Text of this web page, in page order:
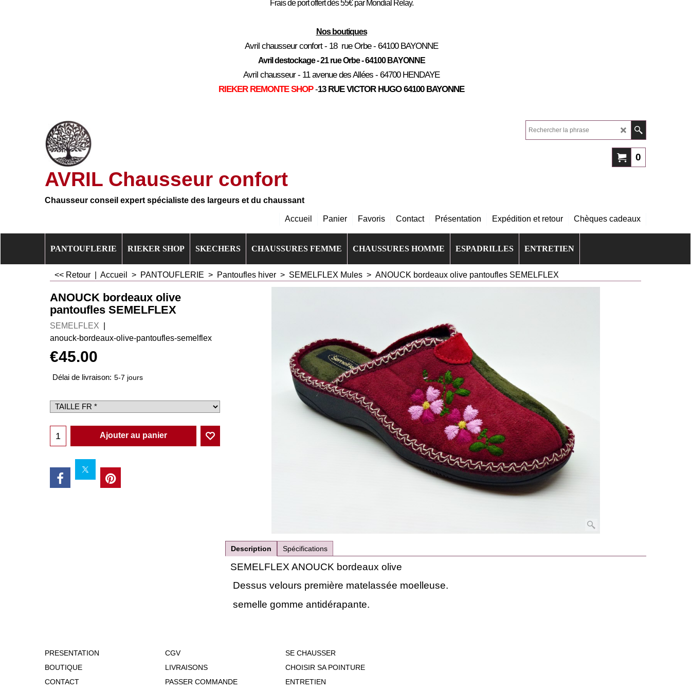
Frais de port offert dès 55€ par Mondial Relay.
Nos boutiques
Avril chausseur confort - 18 rue Orbe - 64100 BAYONNE
Avril destockage - 21 rue Orbe - 64100 BAYONNE
Avril chausseur - 11 avenue des Allées - 64700 HENDAYE
RIEKER REMONTE SHOP -13 RUE VICTOR HUGO 64100 BAYONNE
AVRIL Chausseur confort
Chausseur conseil expert spécialiste des largeurs et du chaussant
0
Accueil Panier Favoris Contact Présentation Expédition et retour Chèques cadeaux
PANTOUFLERIE RIEKER SHOP SKECHERS CHAUSSURES FEMME CHAUSSURES HOMME ESPADRILLES ENTRETIEN
<< Retour Accueil > PANTOUFLERIE > Pantoufles hiver > SEMELFLEX Mules > ANOUCK bordeaux olive pantoufles SEMELFLEX
ANOUCK bordeaux olive
pantoufles SEMELFLEX
SEMELFLEX
anouck-bordeaux-olive-pantoufles-semelflex
€45.00
Délai de livraison: 5-7 jours
Ajouter au panier
Description Spécifications
SEMELFLEX ANOUCK bordeaux olive
Dessus velours première matelassée moelleuse.
semelle gomme antidérapante.
PRESENTATION
BOUTIQUE
CONTACT
CGV
LIVRAISONS
PASSER COMMANDE
SE CHAUSSER
CHOISIR SA POINTURE
ENTRETIEN